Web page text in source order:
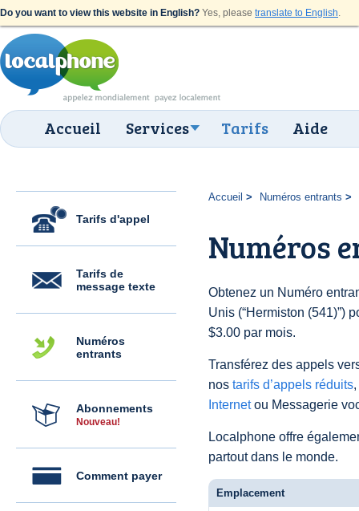
Do you want to view this website in English? Yes, please translate to English.
Accueil Services Tarifs Aide
Tarifs d'appel
Tarifs de
message texte
Numéros
entrants
Abonnements
Nouveau!
Comment payer
Accueil Numéros entrants
Numéros
Obtenez un Numéro
Unis (“Hermiston (541)”)
$3.00 par mois.
Transférez des appels
nos tarifs d’appels réduits
Internetou Messagerie
Localphone offre
partout dans le monde.
Emplacement